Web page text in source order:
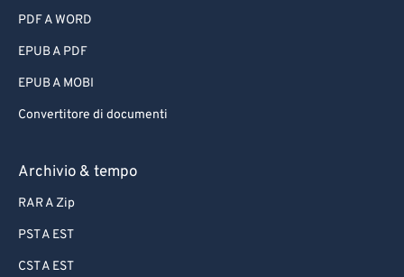
PDF A WORD
EPUB A PDF
EPUB A MOBI
Convertitore di documenti
Archivio & tempo
RAR A Zip
PST A EST
CST A EST